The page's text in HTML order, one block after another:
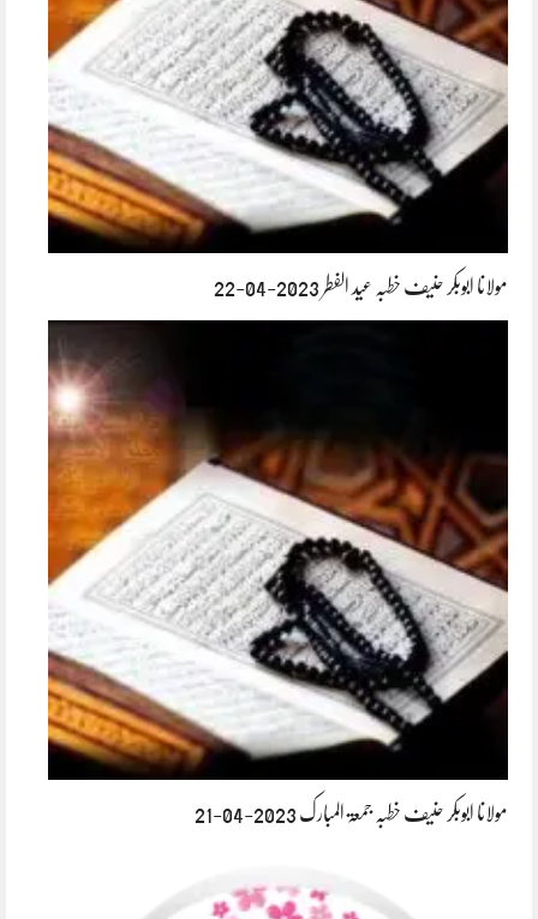
مولانا ابوبکر حنیف خطبہ عید الفطر 2023-04-22
مولانا ابوبکر حنیف خطبہ جمعۃ المبارک 2023-04-21